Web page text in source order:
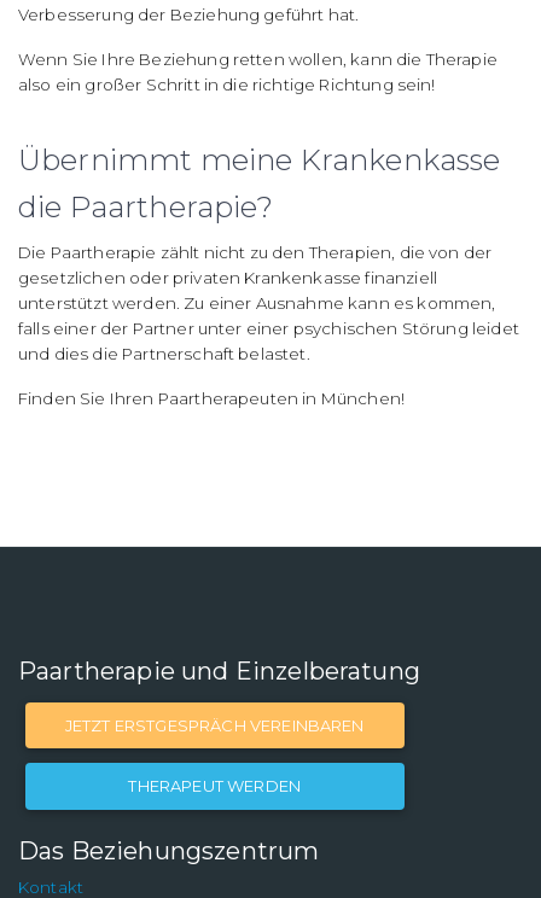
Verbesserung der Beziehung geführt hat.
Wenn Sie Ihre Beziehung retten wollen, kann die Therapie
also ein großer Schritt in die richtige Richtung sein!
Übernimmt meine Krankenkasse
die Paartherapie?
Die Paartherapie zählt nicht zu den Therapien, die von der
gesetzlichen oder privaten Krankenkasse finanziell
unterstützt werden. Zu einer Ausnahme kann es kommen,
falls einer der Partner unter einer psychischen Störung leidet
und dies die Partnerschaft belastet.
Finden Sie Ihren Paartherapeuten in München!
Paartherapie und Einzelberatung
JETZT ERSTGESPRÄCH VEREINBAREN
THERAPEUT WERDEN
Das Beziehungszentrum
Kontakt